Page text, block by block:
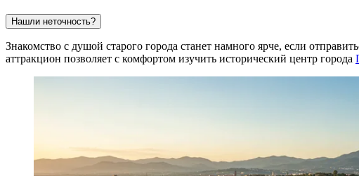
Нашли неточность?
Знакомство с душой старого города станет намного ярче, если
аттракцион позволяет с комфортом изучить исторический центр города